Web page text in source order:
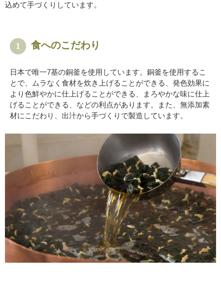
込めて手づくりしています。
1 食へのこだわり
日本で唯一7基の銅釜を使用しています。銅釜を使用するこ
とで、ムラなく食材を炊き上げることができる、発色効果に
より色鮮やかに仕上げることができる、まろやかな味に仕上
げることができる、などの利点があります。また、無添加素
材にこだわり、出汁から手づくりで製造しています。